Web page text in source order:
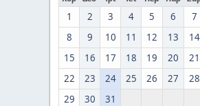
1 2 3 4 5 6
7
8
9 10 11 12 13
14
15
16 17 18 19 20
21
22
23 24 25 26 27
28
29
30 31